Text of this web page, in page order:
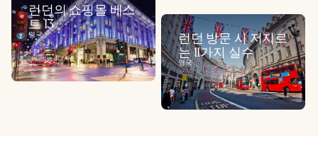
런던의 쇼핑몰 베스
트 13
영국
런던 방문 시 저지르
는 11가지 실수
영국